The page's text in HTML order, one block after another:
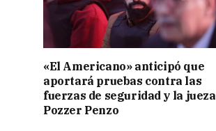
«El Americano» anticipó que
aportará pruebas contra las
fuerzas de seguridad y la jueza
Pozzer Penzo